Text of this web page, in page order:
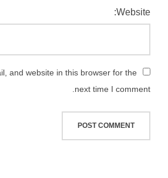
Website:
and website in this browser for the
next time I comment.